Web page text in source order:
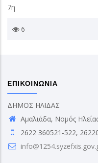
7η
6
ΕΠΙΚΟΙΝΩΝΙΑ
ΔΗΜΟΣ ΗΛΙΔΑΣ
Αμαλιάδα, Νομός
2622 360521-522,